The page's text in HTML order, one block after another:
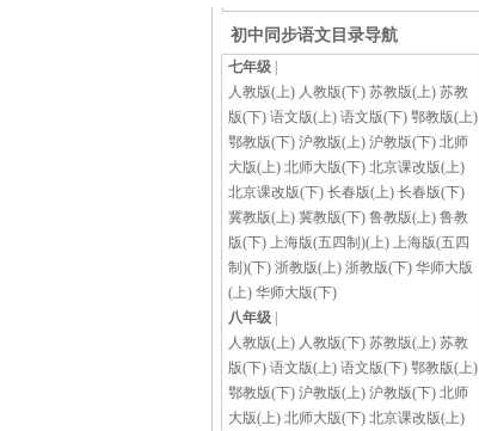
初中同步语文 目录导航
七年级
人教版(上) 人教版(下) 苏教版(上) 苏教
版(下) 语文版(上) 语文版(下) 鄂教版(上)
鄂教版(下) 沪教版(上) 沪教版(下) 北师
大版(上) 北师大版(下) 北京课改版(上)
北京课改版(下) 长春版(上) 长春版(下)
冀教版(上) 冀教版(下) 鲁教版(上) 鲁教
版(下) 上海版(五四制)(上) 上海版(五四
制)(下) 浙教版(上) 浙教版(下) 华师大版
(上) 华师大版(下)
八年级
人教版(上) 人教版(下) 苏教版(上) 苏教
版(下) 语文版(上) 语文版(下) 鄂教版(上)
鄂教版(下) 沪教版(上) 沪教版(下) 北师
大版(上) 北师大版(下) 北京课改版(上)